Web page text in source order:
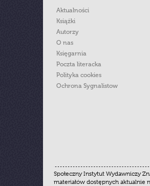
Aktualności
Książki
Autorzy
O nas
Księgarnia
Poczta literacka
Polityka cookies
Ochrona Sygnalistow
Społeczny Instytut Wydawniczy
materiałów dostępnych